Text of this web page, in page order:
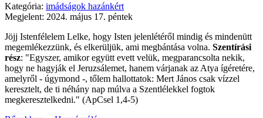
Kategória: imádságok hazánkért
Megjelent: 2024. május 17. péntek
Jöjj Istenfélelem Lelke, hogy Isten jelenlétéről mindig és mindenütt
megemlékezzünk, és elkerüljük, ami megbántása volna. Szentírási
rész: "Egyszer, amikor együtt evett velük, megparancsolta nekik,
hogy ne hagyják el Jeruzsálemet, hanem várjanak az Atya ígéretére,
amelyről - úgymond -, tőlem hallottatok: Mert János csak vízzel
keresztelt, de ti néhány nap múlva a Szentlélekkel fogtok
megkeresztelkedni." (ApCsel 1,4-5)